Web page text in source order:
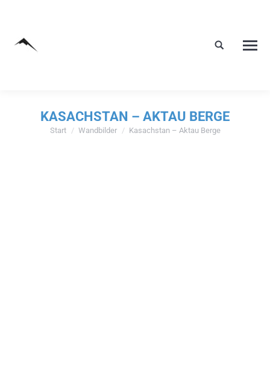
KASACHSTAN – AKTAU BERGE
Sie befinden sich hier:
Start Wandbilder Kasachstan – Aktau Berge